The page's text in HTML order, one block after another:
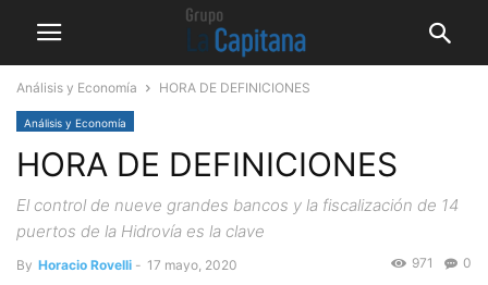
Análisis y Economía HORA DE DEFINICIONES
Análisis y Economía
HORA DE DEFINICIONES
El control de nueve grandes bancos y la fiscalización de 14
puertos de la Hidrovía es la clave
By Horacio Rovelli - 17 mayo, 2020 0
971